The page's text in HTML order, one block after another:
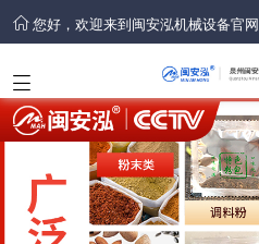
您好，欢迎来到闽安泓机械设备官网